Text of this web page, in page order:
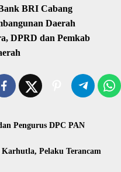
BRI Cabang
Daerah
DPRD dan Pemkab
Pengurus DPC PAN
Pelaku Terancam